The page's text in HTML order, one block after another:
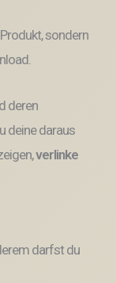
sondern
deren
deine daraus
verlinke
darfst du